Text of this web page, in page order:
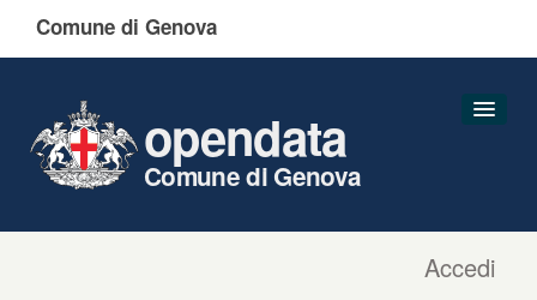
Comune di Genova
Accedi
opendata
Comune di Genova